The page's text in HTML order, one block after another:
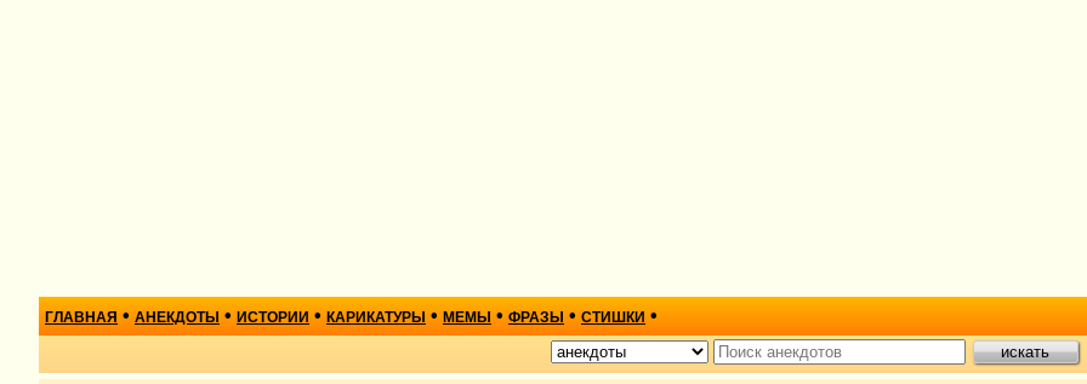
ГЛАВНАЯ • АНЕКДОТЫ • ИСТОРИИ • КАРИКАТУРЫ • МЕМЫ • ФРАЗЫ • СТИШКИ •